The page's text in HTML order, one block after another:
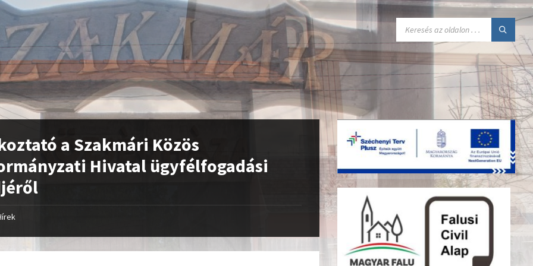
SEARCH:
a Szakmári Közös
Hivatal ügyfélfogadási